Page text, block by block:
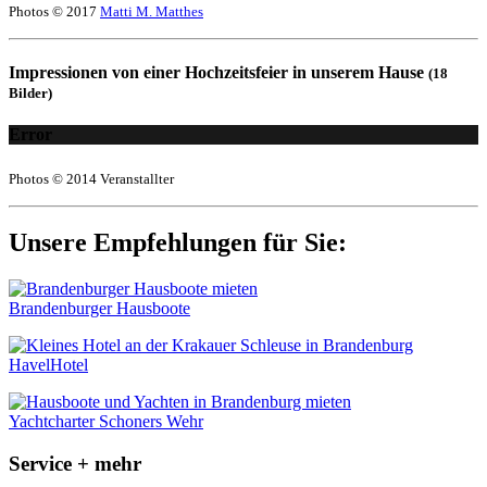
Photos © 2017 Matti M. Matthes
Impressionen von einer Hochzeitsfeier in unserem Hause (18
Bilder)
Error
Photos © 2014 Veranstallter
Unsere Empfehlungen für Sie:
Brandenburger Hausboote
HavelHotel
Yachtcharter Schoners Wehr
Service + mehr